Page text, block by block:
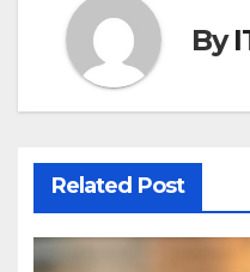
By
Related Post